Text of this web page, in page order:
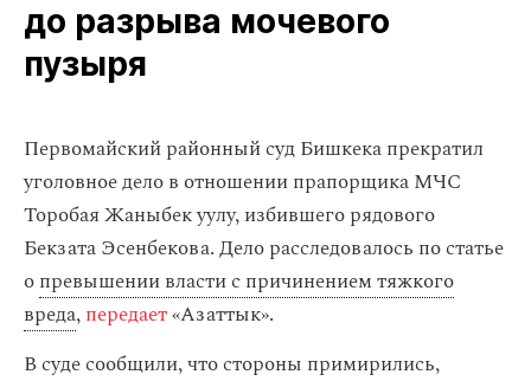
до разрыва мочевого
пузыря
Первомайский районный суд Бишкека прекратил
уголовное дело в отношении прапорщика МЧС
Торобая Жаныбек уулу, избившего рядового
Бекзата Эсенбекова. Дело расследовалось по статье
опревышении власти с причинением тяжкого
вреда,передает«Азаттык».
В суде сообщили, что стороны примирились,